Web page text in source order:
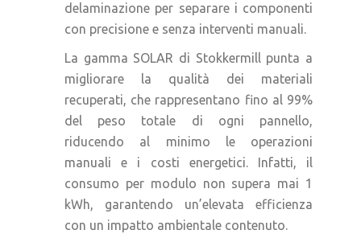
delaminazione per separare i componenti
con precisione e senza interventi manuali.
La gamma SOLAR di Stokkermill punta a
migliorare la qualità dei materiali
recuperati, che rappresentano fino al 99%
del peso totale di ogni pannello,
riducendo al minimo le operazioni
manuali e i costi energetici. Infatti, il
consumo per modulo non supera mai 1
kWh, garantendo un’elevata efficienza
con un impatto ambientale contenuto.